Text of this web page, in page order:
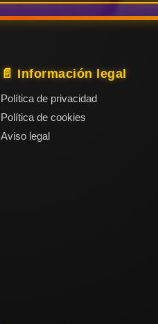
📄 Información legal
Política de privacidad
Política de cookies
Aviso legal